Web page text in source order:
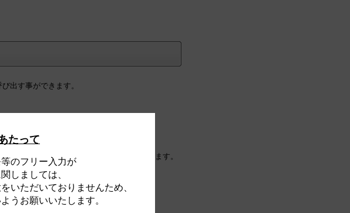
出す事ができます。
した時点で、
トとして『自動的』に紐付け（移動）されます。
リストです。
たって
のフリー入力が
しましては、
いただいておりませんため、
うお願いいたします。